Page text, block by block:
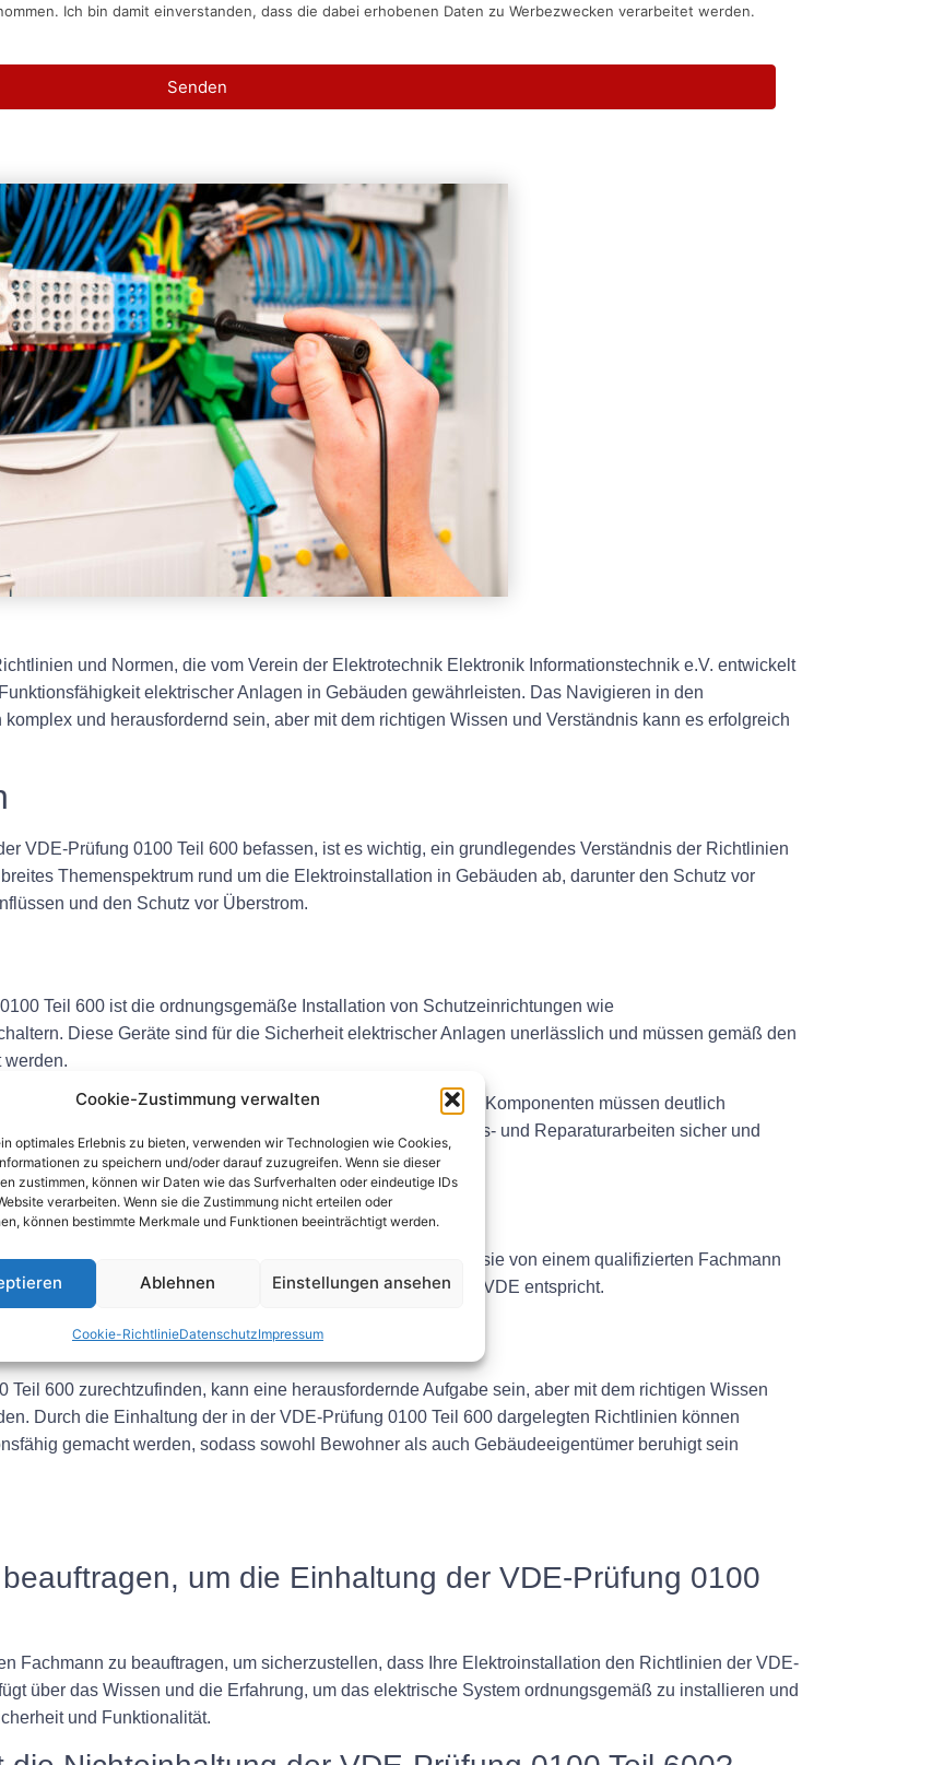
Cookie-Zustimmung verwalten
optimales Erlebnis zu bieten, verwenden wir Technologien wie Cookies,
zu speichern und/oder darauf zuzugreifen. Wenn sie dieser
zustimmen, können wir Daten wie das Surfverhalten oder eindeutige IDs
verarbeiten. Wenn sie die Zustimmung nicht erteilen oder
können bestimmte Merkmale und Funktionen beeinträchtigt werden.
Ablehnen Einstellungen ansehen
Cookie-RichtlinieDatenschutzImpressum
Ich bin damit einverstanden, dass die dabei erhobenen Daten zu Werbezwecken verarbeitet werden.
Senden
und Normen, die vom Verein der Elektrotechnik Elektronik Informationstechnik e.V. entwickelt
elektrischer Anlagen in Gebäuden gewährleisten. Das Navigieren in den
und herausfordernd sein, aber mit dem richtigen Wissen und Verständnis kann es erfolgreich
VDE-Prüfung 0100 Teil 600 befassen, ist es wichtig, ein grundlegendes Verständnis der Richtlinien
Themenspektrum rund um die Elektroinstallation in Gebäuden ab, darunter den Schutz vor
und den Schutz vor Überstrom.
Teil 600 ist die ordnungsgemäße Installation von Schutzeinrichtungen wie
Diese Geräte sind für die Sicherheit elektrischer Anlagen unerlässlich und müssen gemäß den
werden.
Kennzeichnung elektrischer Anlagen. Alle elektrischen Komponenten müssen deutlich
Gefahren hinzuweisen. Dies trägt dazu bei, dass Wartungs- und Reparaturarbeiten sicher und
der VDE-Prüfung 0100 Teil 600 abgeschlossen ist, muss sie von einem qualifizierten Fachmann
bei, dass die Installation sicher ist und den Richtlinien des VDE entspricht.
600 zurechtzufinden, kann eine herausfordernde Aufgabe sein, aber mit dem richtigen Wissen
Durch die Einhaltung der in der VDE-Prüfung 0100 Teil 600 dargelegten Richtlinien können
gemacht werden, sodass sowohl Bewohner als auch Gebäudeeigentümer beruhigt sein
um die Einhaltung der VDE-Prüfung 0100
Fachmann zu beauftragen, um sicherzustellen, dass Ihre Elektroinstallation den Richtlinien der VDE-
über das Wissen und die Erfahrung, um das elektrische System ordnungsgemäß zu installieren und
und Funktionalität.